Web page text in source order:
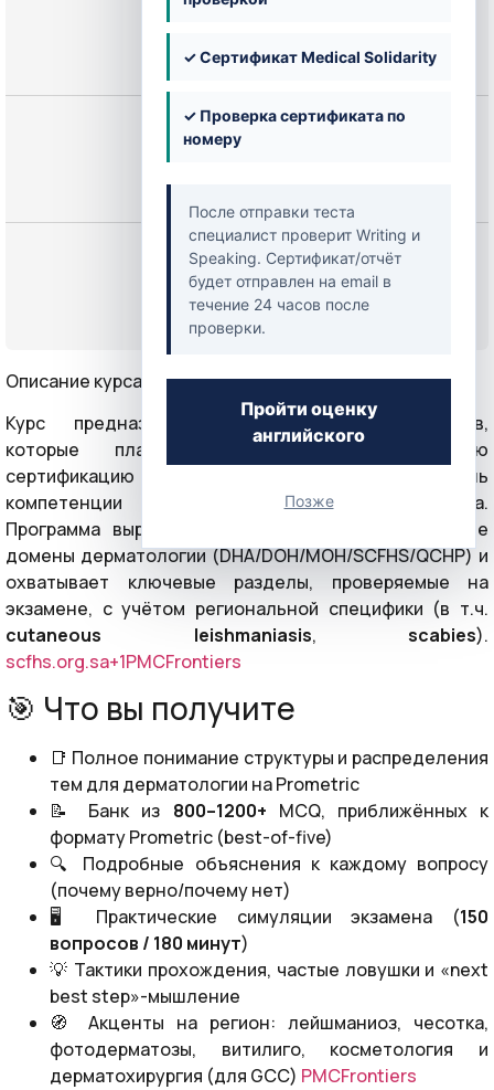
✓ Сертификат Medical Solidarity
✓ Проверка сертификата по
номеру
После отправки теста
специалист проверит Writing и
Speaking. Сертификат/отчёт
будет отправлен на email в
течение 24 часов после
проверки.
Пройти оценку
английского
Позже
Цена
Начать
или Войти
Описание курса
Курс предназначен для врачей-дерматологов,
которые планируют пройти международную
сертификацию Prometric и подтвердить уровень
компетенции в странах Персидского залива.
Программа выровнена под реальные тематические
домены дерматологии (DHA/DOH/MOH/SCFHS/QCHP) и
охватывает ключевые разделы, проверяемые на
экзамене, с учётом региональной специфики (в т.ч.
cutaneous leishmaniasis, scabies).
scfhs.org.sa+1PMCFrontiers
🎯 Что вы получите
📑 Полное понимание структуры и распределения
тем для дерматологии на Prometric
📝 Банк из 800–1200+ MCQ, приближённых к
формату Prometric (best-of-five)
🔍 Подробные объяснения к каждому вопросу
(почему верно/почему нет)
🖥️ Практические симуляции экзамена (150
вопросов / 180 минут)
💡 Тактики прохождения, частые ловушки и «next
best step»-мышление
🧭 Акценты на регион: лейшманиоз, чесотка,
фотодерматозы, витилиго, косметология и
дерматохирургия (для GCC) PMCFrontiers